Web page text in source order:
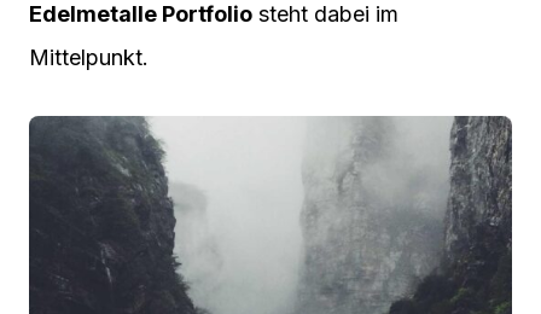
Edelmetalle Portfolio steht dabei im
Mittelpunkt.